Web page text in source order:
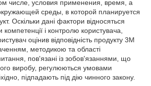
числе, условия применения, время, а
среды, в которой планируется
Оскільки дані фактори відносяться
і контролю користувача,
оцінив відповідність продукту 3М
методикою та області
пов'язані із зобов'язаннями, що
виробу, регулюються умовами
підпадають під дію чинного закону.